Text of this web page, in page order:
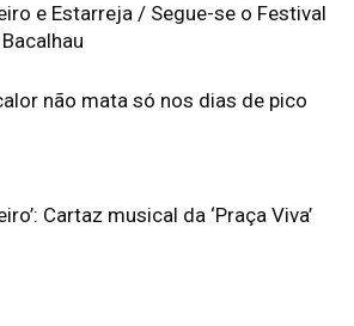
e Estarreja / Segue-se o Festival
não mata só nos dias de pico
Cartaz musical da ‘Praça Viva’